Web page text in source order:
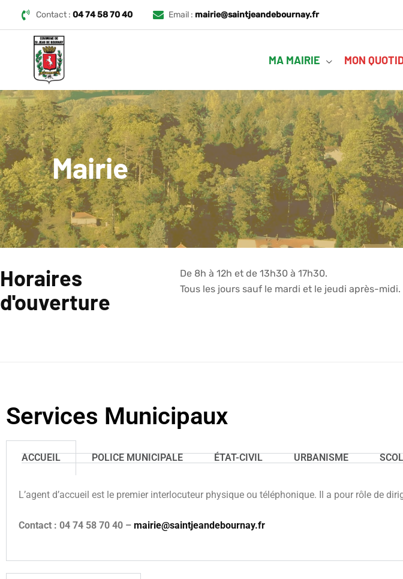
Contact :04 74 58 70 40 Email : mairie@saintjeandebournay.fr
MA MAIRIE MON
Mairie
Horaires
d'ouverture
De 8h à 12h et de 13h30 à 17h30.
Tous les jours sauf le mardi et le jeudi après-midi.
Services Municipaux
ACCUEIL POLICE MUNICIPALE ÉTAT-CIVIL URBANISME
L’agent d’accueil est le premier interlocuteur physique ou téléphonique. Il a pour rôle de
Contact : 04 74 58 70 40 – mairie@saintjeandebournay.fr